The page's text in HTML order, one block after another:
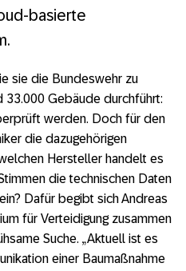
basierte
sie die Bundeswehr zu
33.000 Gebäude durchführt:
werden. Doch für den
die dazugehörigen
Hersteller handelt es
die technischen Daten
Dafür begibt sich Andreas
für Verteidigung zusammen
Suche. „Aktuell ist es
einer Baumaßnahme